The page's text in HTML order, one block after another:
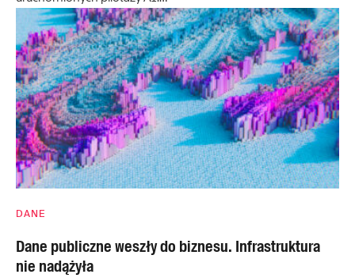
DANE
Dane publiczne weszły do biznesu. Infrastruktura
nie nadążyła